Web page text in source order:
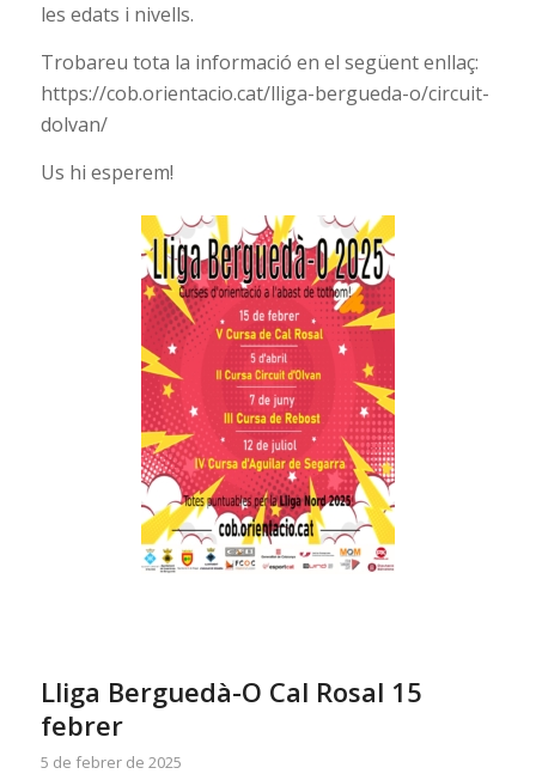
les edats i nivells.
Trobareu tota la informació en el següent enllaç:
https://cob.orientacio.cat/lliga-bergueda-o/circuit-
dolvan/
Us hi esperem!
Lliga Berguedà-O Cal Rosal 15
febrer
5 de febrer de 2025